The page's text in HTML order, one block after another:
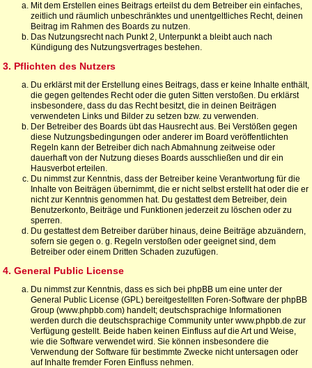
Mit dem Erstellen eines Beitrags erteilst du dem Betreiber ein einfaches,
zeitlich und räumlich unbeschränktes und unentgeltliches Recht, deinen
Beitrag im Rahmen des Boards zu nutzen.
Das Nutzungsrecht nach Punkt 2, Unterpunkt a bleibt auch nach
Kündigung des Nutzungsvertrages bestehen.
3. Pflichten des Nutzers
Du erklärst mit der Erstellung eines Beitrags, dass er keine Inhalte enthält,
die gegen geltendes Recht oder die guten Sitten verstoßen. Du erklärst
insbesondere, dass du das Recht besitzt, die in deinen Beiträgen
verwendeten Links und Bilder zu setzen bzw. zu verwenden.
Der Betreiber des Boards übt das Hausrecht aus. Bei Verstößen gegen
diese Nutzungsbedingungen oder anderer im Board veröffentlichten
Regeln kann der Betreiber dich nach Abmahnung zeitweise oder
dauerhaft von der Nutzung dieses Boards ausschließen und dir ein
Hausverbot erteilen.
Du nimmst zur Kenntnis, dass der Betreiber keine Verantwortung für die
Inhalte von Beiträgen übernimmt, die er nicht selbst erstellt hat oder die er
nicht zur Kenntnis genommen hat. Du gestattest dem Betreiber, dein
Benutzerkonto, Beiträge und Funktionen jederzeit zu löschen oder zu
sperren.
Du gestattest dem Betreiber darüber hinaus, deine Beiträge abzuändern,
sofern sie gegen o. g. Regeln verstoßen oder geeignet sind, dem
Betreiber oder einem Dritten Schaden zuzufügen.
4. General Public License
Du nimmst zur Kenntnis, dass es sich bei phpBB um eine unter der
General Public License (GPL) bereitgestellten Foren-Software der phpBB
Group (www.phpbb.com) handelt; deutschsprachige Informationen
werden durch die deutschsprachige Community unter www.phpbb.de zur
Verfügung gestellt. Beide haben keinen Einfluss auf die Art und Weise,
wie die Software verwendet wird. Sie können insbesondere die
Verwendung der Software für bestimmte Zwecke nicht untersagen oder
auf Inhalte fremder Foren Einfluss nehmen.